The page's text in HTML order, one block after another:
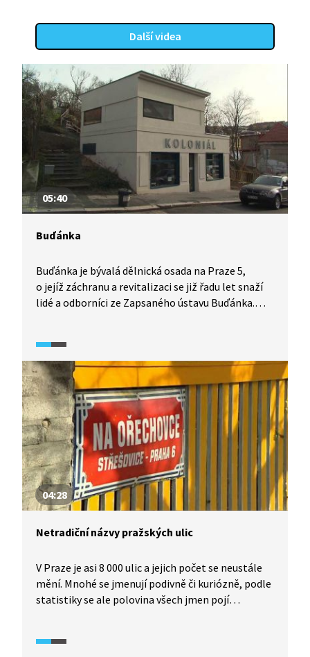
Další videa
05:40
Buďánka
Buďánka je bývalá dělnická osada na Praze 5,
o jejíž záchranu a revitalizaci se již řadu let snaží
lidé a odborníci ze Zapsaného ústavu Buďánka.
Na základě jejich spolupráce vznikl projekt
Buďánka pro Prahu – ostrov ve městě, díky
kterému by se z Buďánek měl stát veřejný
komunitní prostor kombinující kulturní,
společenské i vzdělávací aktivity s ekologickým
a udržitelným přístupem doplněný o bydlení.
04:28
Netradiční názvy pražských ulic
V Praze je asi 8 000 ulic a jejich počet se neustále
mění. Mnohé se jmenují podivně či kuriózně, podle
statistiky se ale polovina všech jmen pojí